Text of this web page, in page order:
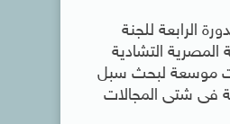
الرابعة للجنة
المصرية التشادية
موسعة لبحث سبل
فى شتى المجالات